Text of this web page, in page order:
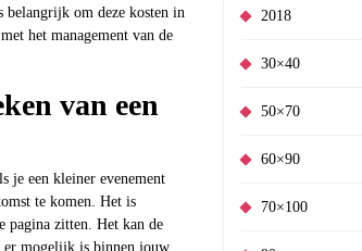
belangrijk om deze kosten in
het management van de
van een
je een kleiner evenement
te komen. Het is
pagina zitten. Het kan de
er mogelijk is binnen jouw
2018
30×40
50×70
60×90
70×100